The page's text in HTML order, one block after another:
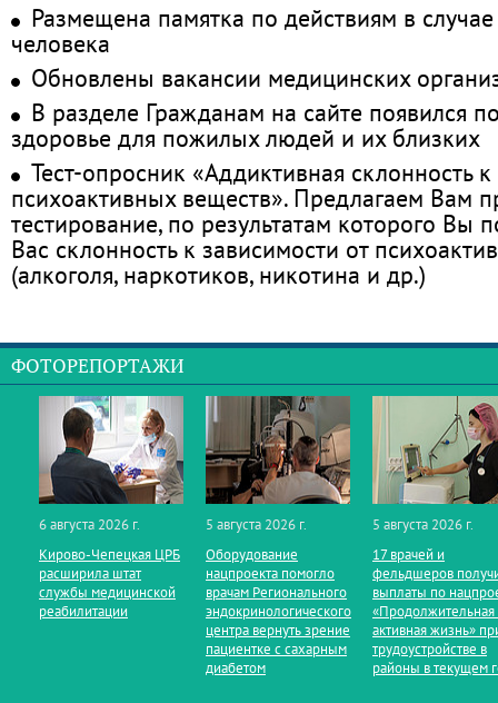
Размещена памятка по действиям в
человека
Обновлены вакансии медицинских
В разделе Гражданам на сайте появился
здоровье для пожилых людей и их близких
Тест-опросник «Аддиктивная склонность
психоактивных веществ». Предлагаем Вам
тестирование, по результатам которого Вы
Вас склонность к зависимости от
(алкоголя, наркотиков, никотина и др.)
ФОТОРЕПОРТАЖИ
6 августа 2026 г.
Кирово‑Чепецкая ЦРБ
расширила штат
службы медицинской
реабилитации
5 августа 2026 г.
Оборудование
нацпроекта помогло
врачам Регионального
эндокринологического
центра вернуть зрение
пациентке с сахарным
диабетом
5 августа 2026 г.
17 врачей и
фельдшеров
выплаты по
«Продолжительная
активная жизнь»
трудоустройстве в
районы в текущем